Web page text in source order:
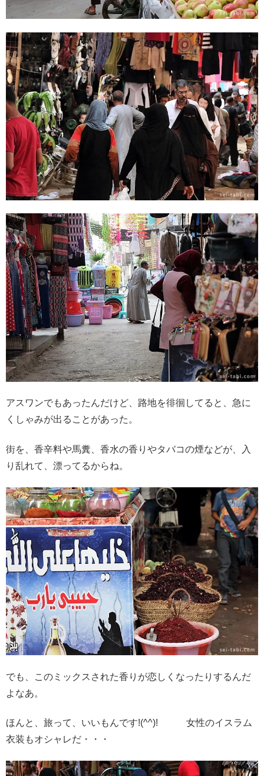
アスワンでもあったんだけど、路地を徘徊してると、急に
くしゃみが出ることがあった。
街を、香辛料や馬糞、香水の香りやタバコの煙などが、入
り乱れて、漂ってるからね。
でも、このミックスされた香りが恋しくなったりするんだ
よなあ。
ほんと、旅って、いいもんです!(^^)! 女性のイスラム
衣装もオシャレだ・・・